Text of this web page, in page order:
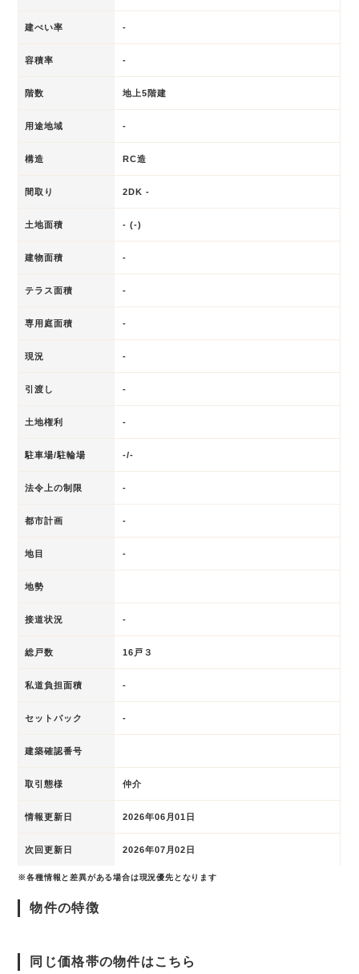
建ぺい率 -
容積率 -
階数 地上5階建
用途地域 -
構造 RC造
間取り 2DK -
土地面積 - (-)
建物面積 -
テラス面積 -
専用庭面積 -
現況 -
引渡し -
土地権利 -
駐車場/駐輪場 -/-
法令上の制限 -
都市計画 -
地目 -
地勢
接道状況 -
総戸数 16戸３
私道負担面積 -
セットバック -
建築確認番号
取引態様 仲介
情報更新日 2026年06月01日
次回更新日 2026年07月02日
※各種情報と差異がある場合は現況優先となります
物件の特徴
同じ価格帯の物件はこちら